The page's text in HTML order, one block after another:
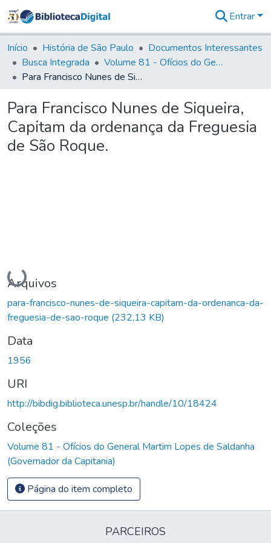
&
Coleções
Tudo na
Biblioteca
Estatísticas
Entrar
Início História de São Paulo
Documentos Interessantes
Busca Integrada
Volume 81 - Ofícios do General Martim Lopes de Saldanha (Governador da Capitania)
Para Francisco Nunes de Siqueira, Capitam da ordenança da Freguesia de São Roque.
Para Francisco Nunes de Siqueira,
Capitam da ordenança da Freguesia
de São Roque.
Carregando...
Arquivos
para-francisco-nunes-de-siqueira-capitam-da-ordenanca-da-
freguesia-de-sao-roque (232,13 KB)
Data
1956
URI
http://bibdig.biblioteca.unesp.br/handle/10/18424
Coleções
Volume 81 - Ofícios do General Martim Lopes de Saldanha
(Governador da Capitania)
Página do item completo
PARCEIROS